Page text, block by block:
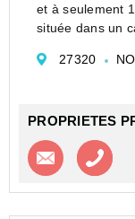
et à seulement
située dans un
Idéal en
27320
PROPRIETES
Contacter